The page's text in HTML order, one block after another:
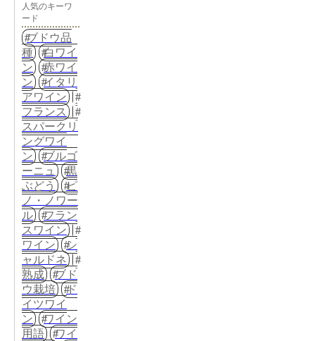
人気のキーワ
ード
ブドウ品
種
白ワイ
ン
赤ワイ
ン
イタリ
アワイン
フランス
スパークリ
ングワイ
ン
ブルゴ
ーニュ
黒
ぶどう
ピ
ノ・ノワー
ル
フラン
スワイン
ワイン
シ
ャルドネ
熟成
ブド
ウ栽培
ド
イツワイ
ン
ワイン
用語
ワイ